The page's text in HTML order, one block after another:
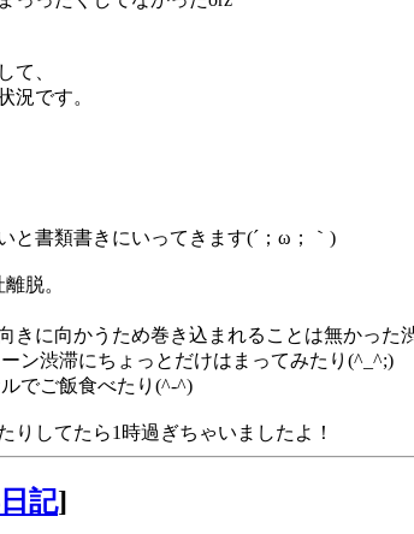
て、
況です。
と書類書きにいってきます(´；ω；｀)
脱。
きに向かうため巻き込まれることは無かった
ン渋滞にちょっとだけはまってみたり(^_^;)
でご飯食べたり(^-^)
りしてたら1時過ぎちゃいましたよ！
記]